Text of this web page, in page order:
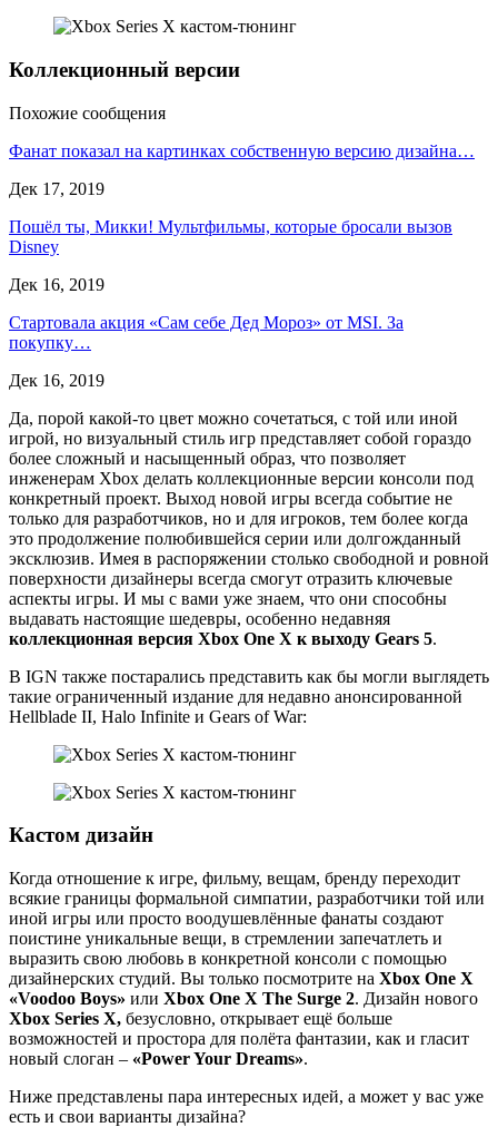
Коллекционный версии
Похожие сообщения
Фанат показал на картинках собственную версию дизайна…
Дек 17, 2019
Пошёл ты, Микки! Мультфильмы, которые бросали вызов
Disney
Дек 16, 2019
Стартовала акция «Сам себе Дед Мороз» от MSI. За
покупку…
Дек 16, 2019
Да, порой какой-то цвет можно сочетаться, с той или иной
игрой, но визуальный стиль игр представляет собой гораздо
более сложный и насыщенный образ, что позволяет
инженерам Xbox делать коллекционные версии консоли под
конкретный проект. Выход новой игры всегда событие не
только для разработчиков, но и для игроков, тем более когда
это продолжение полюбившейся серии или долгожданный
эксклюзив. Имея в распоряжении столько свободной и ровной
поверхности дизайнеры всегда смогут отразить ключевые
аспекты игры. И мы с вами уже знаем, что они способны
выдавать настоящие шедевры, особенно недавняя
коллекционная версия Xbox One X к выходу Gears 5.
В IGN также постарались представить как бы могли выглядеть
такие ограниченный издание для недавно анонсированной
Hellblade II, Halo Infinite и Gears of War:
Кастом дизайн
Когда отношение к игре, фильму, вещам, бренду переходит
всякие границы формальной симпатии, разработчики той или
иной игры или просто воодушевлённые фанаты создают
поистине уникальные вещи, в стремлении запечатлеть и
выразить свою любовь в конкретной консоли с помощью
дизайнерских студий. Вы только посмотрите на Xbox One X
«Voodoo Boys» или Xbox One X The Surge 2. Дизайн нового
Xbox Series X, безусловно, открывает ещё больше
возможностей и простора для полёта фантазии, как и гласит
новый слоган – «Power Your Dreams».
Ниже представлены пара интересных идей, а может у вас уже
есть и свои варианты дизайна?